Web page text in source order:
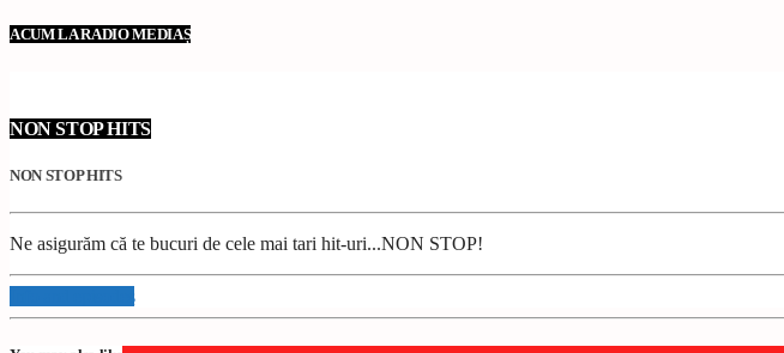
ACUM LA RADIO MEDIAȘ
NON STOP HITS
NON STOP HITS
Ne asigurăm că te bucuri de cele mai tari hit-uri...NON STOP!
Info and episodes